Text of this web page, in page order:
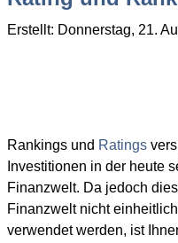
Erstellt: Donnerstag, 21.
Rankings und Ratings
Investitionen in der heute
Finanzwelt. Da jedoch
Finanzwelt nicht
verwendet werden, ist